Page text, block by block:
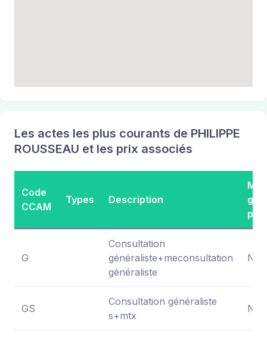
Les actes les plus courants de PHILIPPE
ROUSSEAU et les prix associés
Code
CCAM
Types Description
G
Consultation
généraliste+meconsultation
généraliste
NC
GS
Consultation généraliste
s+mtx
NC